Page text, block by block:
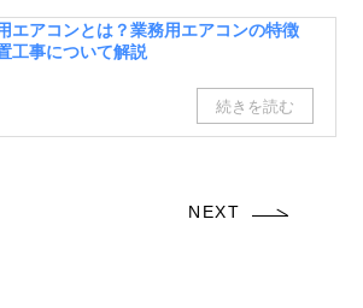
エアコンとは？業務用エアコンの特徴
工事について解説
NEXT